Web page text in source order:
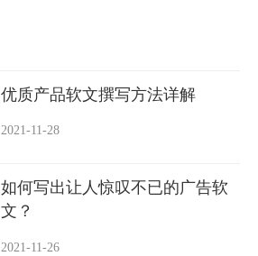
优质产品软文撰写方法详解
2021-11-28
如何写出让人惊叹不已的广告软
文？
2021-11-26